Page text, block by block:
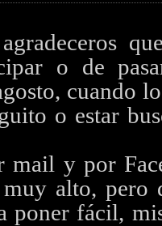
o de
cuando
o estar
mail y por
alto, pero
poner fácil,